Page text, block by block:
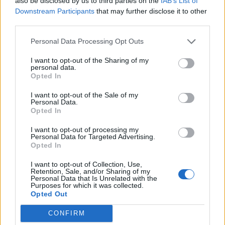
Downstream Participants that may further disclose it to other
Personal Data Processing Opt Outs
I want to opt-out of the Sharing of my
personal data.
Opted In
I want to opt-out of the Sale of my
Personal Data.
Opted In
I want to opt-out of processing my
Personal Data for Targeted Advertising.
Opted In
I want to opt-out of Collection, Use,
Retention, Sale, and/or Sharing of my
Personal Data that Is Unrelated with the
Purposes for which it was collected.
Opted Out
CONFIRM